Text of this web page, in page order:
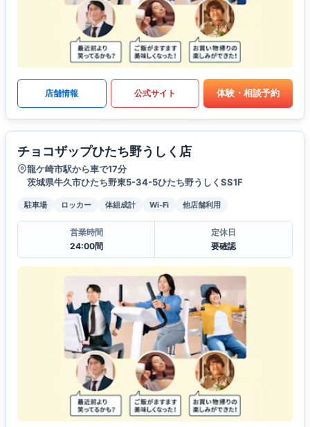
店舗情報 公式サイト 体験・相談予約
チョコザップひたち野うしく店
龍ケ崎市駅から車で17分
茨城県牛久市ひたち野東5-34-5ひたち野うしくSS1F
駐車場 ロッカー 体組成計 Wi-Fi 他店舗利用
営業時間
24:00間
定休日
要確認